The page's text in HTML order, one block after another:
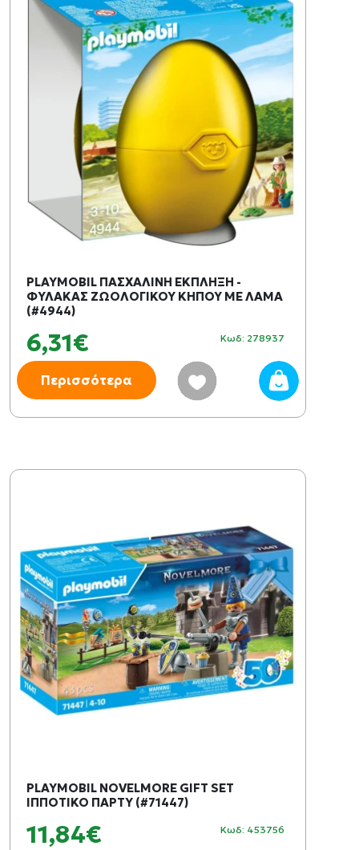
PLAYMOBIL ΠΑΣΧΑΛΙΝΗ ΕΚΠΛΗΞΗ -
ΦΥΛΑΚΑΣ ΖΩΟΛΟΓΙΚΟΥ ΚΗΠΟΥ ΜΕ ΛΑΜΑ
(#4944)
6,31€ Κωδ: 278937
Περισσότερα
PLAYMOBIL NOVELMORE GIFT SET
ΙΠΠΟΤΙΚΟ ΠΑΡΤΥ (#71447)
11,84€ Κωδ: 453756